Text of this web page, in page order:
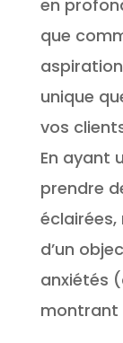
en
que
unique
vos
En ayant
prendre
d’un
anxiétés
montrant